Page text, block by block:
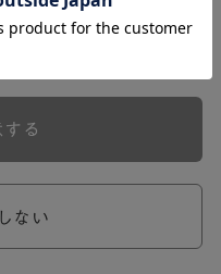
ビスの利用に関わる一
。
あたり、本規約のほ
わらず、本規約の一部
ない
る